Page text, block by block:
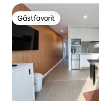
Gästfavorit
Gästfavorit